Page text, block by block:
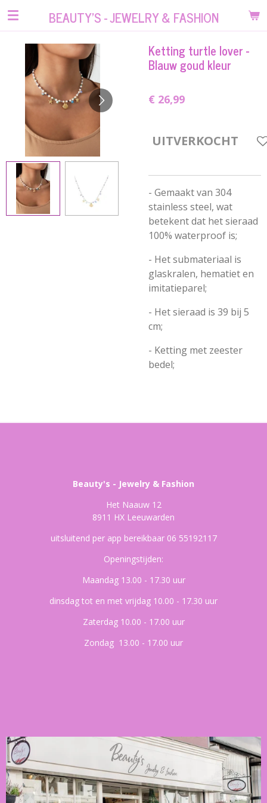
Ga
hoofdinhoud
BEAUTY'S - JEWELRY & FASHION
Ketting turtle lover -
Blauw goud kleur
€ 26,99
UITVERKOCHT
- Gemaakt van 304
stainless steel, wat
betekent dat het sieraad
100% waterproof is;
- Het submateriaal is
glaskralen, hematiet en
imitatieparel;
- Het sieraad is 39 bij 5
cm;
- Ketting met zeester
bedel;
Beauty's - Jewelry & Fashion
Het Naauw 12
8911 HX Leeuwarden
uitsluitend per app bereikbaar 06 55192117
Openingstijden:
Maandag 13.00 - 17.30 uur
dinsdag tot en met vrijdag 10.00 - 17.30 uur
Zaterdag 10.00 - 17.00 uur
Zondag 13.00 - 17.00 uur